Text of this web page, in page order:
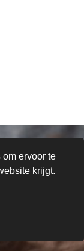
ervoor te
krijgt.